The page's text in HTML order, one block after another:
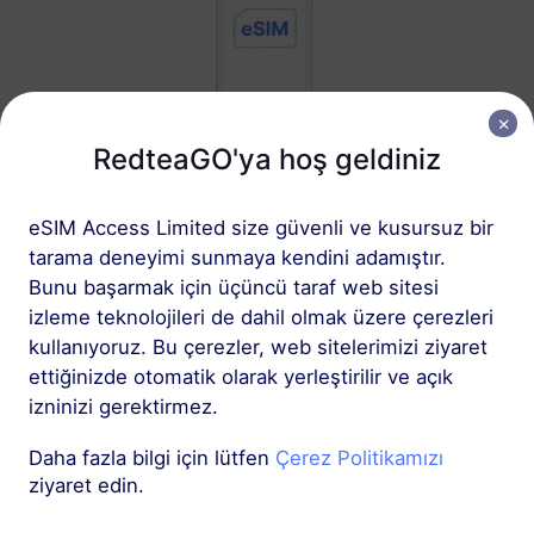
1
Başlayın
Cihazınızın eSIM
uyumlu ve SIM kilidinin
açık olduğundan emin
olun Uyumluluğu
kontrol edin
RedteaGO'ya hoş geldiniz
eSIM Access Limited size güvenli ve kusursuz bir
tarama deneyimi sunmaya kendini adamıştır.
Bunu başarmak için üçüncü taraf web sitesi
izleme teknolojileri de dahil olmak üzere çerezleri
kullanıyoruz. Bu çerezler, web sitelerimizi ziyaret
ettiğinizde otomatik olarak yerleştirilir ve açık
izninizi gerektirmez.
Daha fazla bilgi için lütfen Çerez Politikamızı
ziyaret edin.